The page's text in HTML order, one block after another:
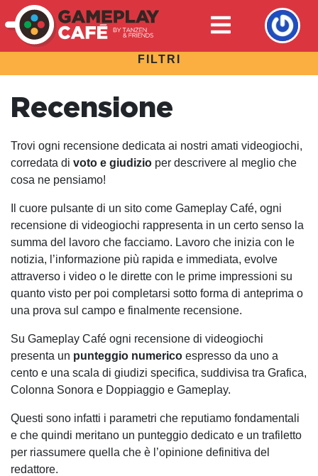
Recensione
Trovi ogni recensione dedicata ai nostri amati videogiochi,
corredata di voto e giudizio per descrivere al meglio che
cosa ne pensiamo!
Il cuore pulsante di un sito come Gameplay Café, ogni
recensione di videogiochi rappresenta in un certo senso la
summa del lavoro che facciamo. Lavoro che inizia con le
notizia, l’informazione più rapida e immediata, evolve
attraverso i video o le dirette con le prime impressioni su
quanto visto per poi completarsi sotto forma di anteprima o
una prova sul campo e finalmente recensione.
Su Gameplay Café ogni recensione di videogiochi
presenta un punteggio numerico espresso da uno a
cento e una scala di giudizi specifica, suddivisa tra Grafica,
Colonna Sonora e Doppiaggio e Gameplay.
Questi sono infatti i parametri che reputiamo fondamentali
e che quindi meritano un punteggio dedicato e un trafiletto
per riassumere quella che è l’opinione definitiva del
redattore.
FILTRI